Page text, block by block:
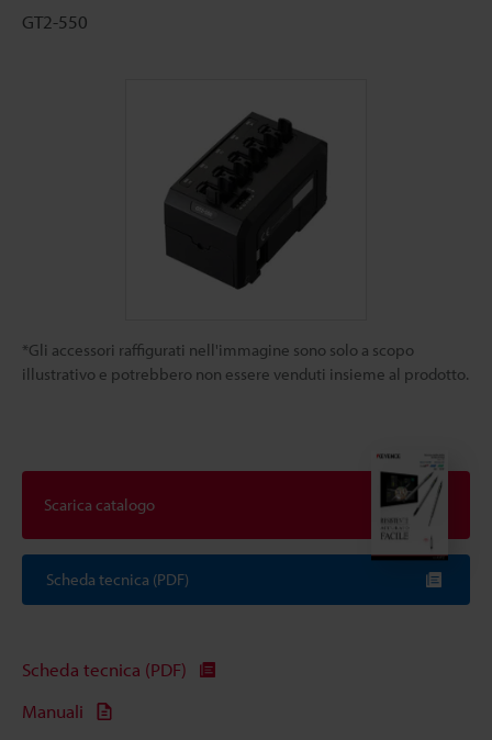
GT2-550
*Gli accessori raffigurati nell'immagine sono solo a scopo
illustrativo e potrebbero non essere venduti insieme al prodotto.
Scarica catalogo
Scheda tecnica (PDF)
Scheda tecnica (PDF)
Manuali